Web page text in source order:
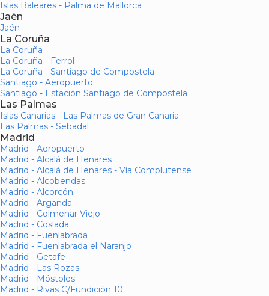
Islas Baleares - Palma de Mallorca
Jaén
Jaén
La Coruña
La Coruña
La Coruña - Ferrol
La Coruña - Santiago de Compostela
Santiago - Aeropuerto
Santiago - Estación Santiago de Compostela
Las Palmas
Islas Canarias - Las Palmas de Gran Canaria
Las Palmas - Sebadal
Madrid
Madrid - Aeropuerto
Madrid - Alcalá de Henares
Madrid - Alcalá de Henares - Vía Complutense
Madrid - Alcobendas
Madrid - Alcorcón
Madrid - Arganda
Madrid - Colmenar Viejo
Madrid - Coslada
Madrid - Fuenlabrada
Madrid - Fuenlabrada el Naranjo
Madrid - Getafe
Madrid - Las Rozas
Madrid - Móstoles
Madrid - Rivas C/Fundición 10